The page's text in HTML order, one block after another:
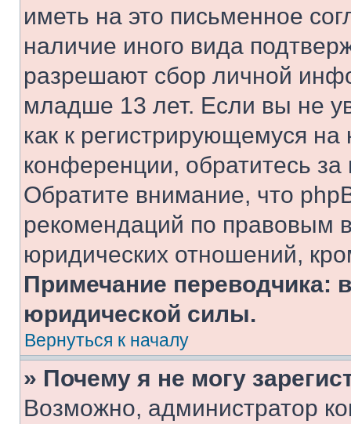
иметь на это письменное
наличие иного вида
разрешают сбор личной
младше 13 лет. Если вы не
как к регистрирующемуся
конференции, обратитесь
Обратите внимание, что
рекомендаций по правовым
юридических отношений,
Примечание переводчика:
юридической силы.
Вернуться к началу
» Почему я не могу
Возможно, администратор